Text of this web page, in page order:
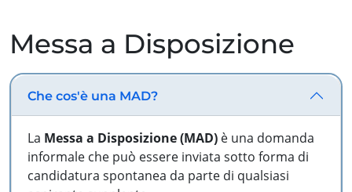
Messa a Disposizione
Che cos'è una MAD?
La Messa a Disposizione (MAD) è una domanda
informale che può essere inviata sotto forma di
candidatura spontanea da parte di qualsiasi